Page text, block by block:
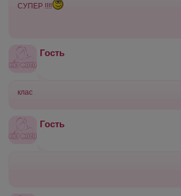
СУПЕР !!!!
Гость
клас
Гость